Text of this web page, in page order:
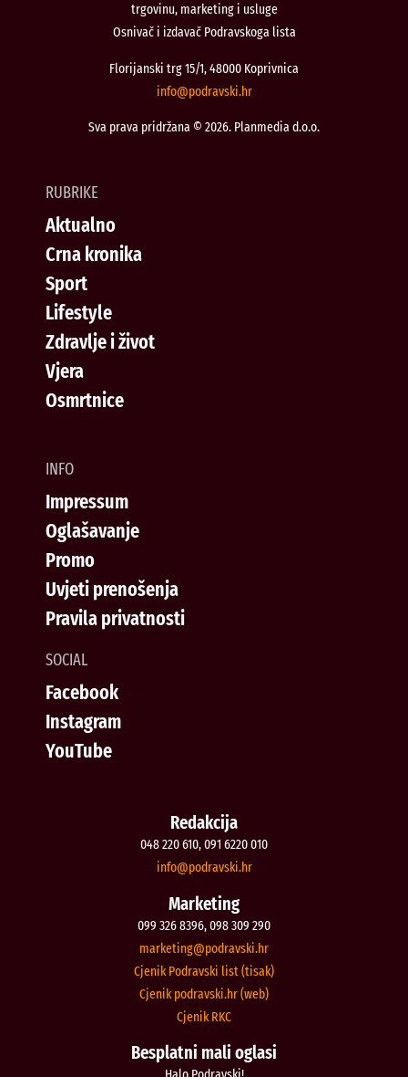
trgovinu, marketing i usluge
Osnivač i izdavač Podravskoga lista
Florijanski trg 15/1, 48000 Koprivnica
rh.iksvardop
@ofni
Sva prava pridržana © 2026. Planmedia d.o.o.
RUBRIKE
Aktualno
Crna kronika
Sport
Lifestyle
Zdravlje i život
Vjera
Osmrtnice
INFO
Impressum
Oglašavanje
Promo
Uvjeti prenošenja
Pravila privatnosti
SOCIAL
Facebook
Instagram
YouTube
Redakcija
048 220 610, 091 6220 010
rh.iksvardop
@ofni
Marketing
099 326 8396, 098 309 290
rh.iksvardop
@gnitekram
Cjenik Podravski list (tisak)
Cjenik podravski.hr (web)
Cjenik RKC
Besplatni mali oglasi